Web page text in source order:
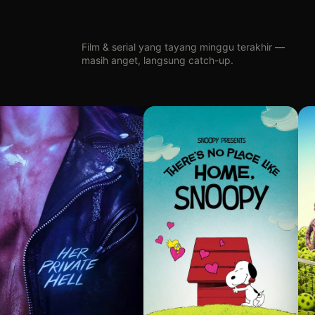
Film & serial yang tayang minggu terakhir —
masih anget, langsung catch-up.